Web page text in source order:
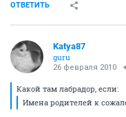
ОТВЕТИТЬ
Katya87
guru
26 февраля 2010
Какой там лабрадор, если:
Имена родителей к